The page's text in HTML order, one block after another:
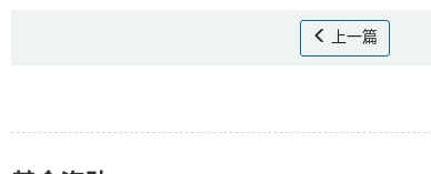
上一篇